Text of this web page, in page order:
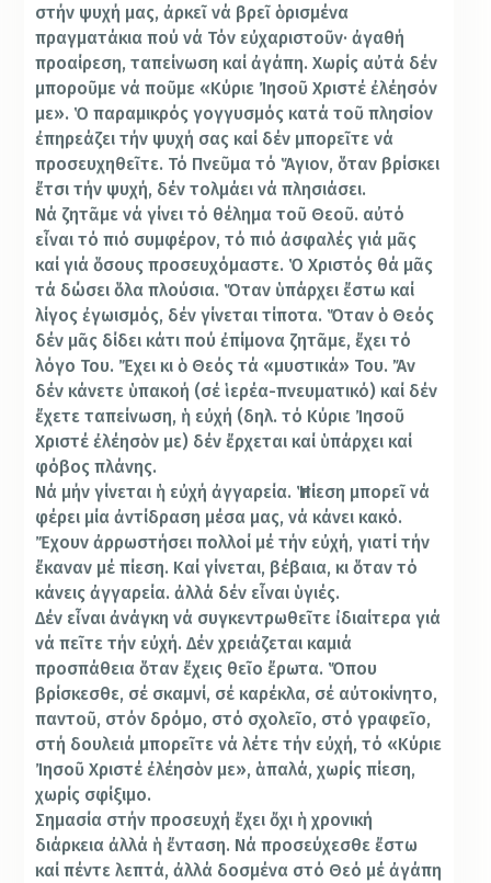
στήν ψυχή μας, ἀρκεῖ νά βρεῖ ὁρισμένα
πραγματάκια πού νά Τόν εὐχαριστοῦν· ἀγαθή
προαίρεση, ταπείνωση καί ἀγάπη. Χωρίς αὐτά δέν
μποροῦμε νά ποῦμε «Κύριε Ἰησοῦ Χριστέ ἐλέησόν
με». Ὁ παραμικρός γογγυσμός κατά τοῦ πλησίον
ἐπηρεάζει τήν ψυχή σας καί δέν μπορεῖτε νά
προσευχηθεῖτε. Τό Πνεῦμα τό Ἅγιον, ὅταν βρίσκει
ἔτσι τήν ψυχή, δέν τολμάει νά πλησιάσει.
Νά ζητᾶμε νά γίνει τό θέλημα τοῦ Θεοῦ. αὐτό
εἶναι τό πιό συμφέρον, τό πιό ἀσφαλές γιά μᾶς
καί γιά ὅσους προσευχόμαστε. Ὁ Χριστός θά μᾶς
τά δώσει ὅλα πλούσια. Ὅταν ὑπάρχει ἔστω καί
λίγος ἐγωισμός, δέν γίνεται τίποτα. Ὅταν ὁ Θεός
δέν μᾶς δίδει κάτι πού ἐπίμονα ζητᾶμε, ἔχει τό
λόγο Του. Ἔχει κι ὁ Θεός τά «μυστικά» Του. Ἄν
δέν κάνετε ὑπακοή (σέ ἱερέα-πνευματικό) καί δέν
ἔχετε ταπείνωση, ἡ εὐχή (δηλ. τό Κύριε Ἰησοῦ
Χριστέ ἐλέησὸν με) δέν ἔρχεται καί ὑπάρχει καί
φόβος πλάνης.
Νά μήν γίνεται ἡ εὐχή ἀγγαρεία. Ἡ πίεση μπορεῖ νά
φέρει μία ἀντίδραση μέσα μας, νά κάνει κακό.
Ἔχουν ἀρρωστήσει πολλοί μέ τήν εὐχή, γιατί τήν
ἔκαναν μέ πίεση. Καί γίνεται, βέβαια, κι ὅταν τό
κάνεις ἀγγαρεία. ἀλλά δέν εἶναι ὑγιές.
Δέν εἶναι ἀνάγκη νά συγκεντρωθεῖτε ἰδιαίτερα γιά
νά πεῖτε τήν εὐχή. Δέν χρειάζεται καμιά
προσπάθεια ὅταν ἔχεις θεῖο ἔρωτα. Ὅπου
βρίσκεσθε, σέ σκαμνί, σέ καρέκλα, σέ αὐτοκίνητο,
παντοῦ, στόν δρόμο, στό σχολεῖο, στό γραφεῖο,
στή δουλειά μπορεῖτε νά λέτε τήν εὐχή, τό «Κύριε
Ἰησοῦ Χριστέ ἐλέησὸν με», ἁπαλά, χωρίς πίεση,
χωρίς σφίξιμο.
Σημασία στήν προσευχή ἔχει ὄχι ἡ χρονική
διάρκεια ἀλλά ἡ ἔνταση. Νά προσεύχεσθε ἔστω
καί πέντε λεπτά, ἀλλά δοσμένα στό Θεό μέ ἀγάπη